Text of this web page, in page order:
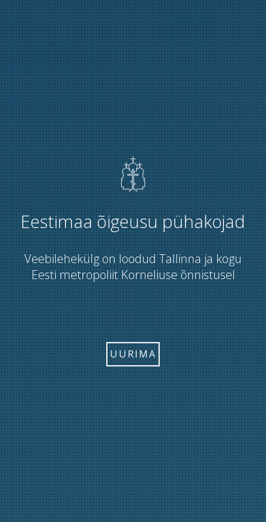
Eestimaa õigeusu pühakojad
Veebilehekülg on loodud Tallinna ja kogu
Eesti metropoliit Korneliuse õnnistusel
UURIMA